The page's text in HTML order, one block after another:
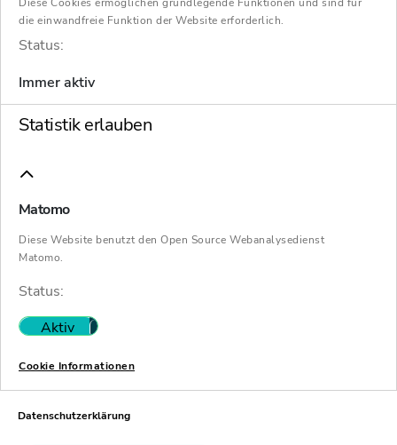
ausgeschriebenen Stellen ist
nichts für Sie dabei?
Job bei Schultze & Braun das Richtige für Sie
ist?
Dann bewerben Sie sich einfach initiativ.
Zur Initiativbewerbung
die einwandfreie Funktion der Website erforderlich.
Status:
Immer aktiv
Statistik erlauben
Matomo
Diese Website benutzt den Open Source Webanalysedienst
Matomo.
Status:
Aktiv
Nicht aktiv
Cookie Informationen
Datenschutzerklärung